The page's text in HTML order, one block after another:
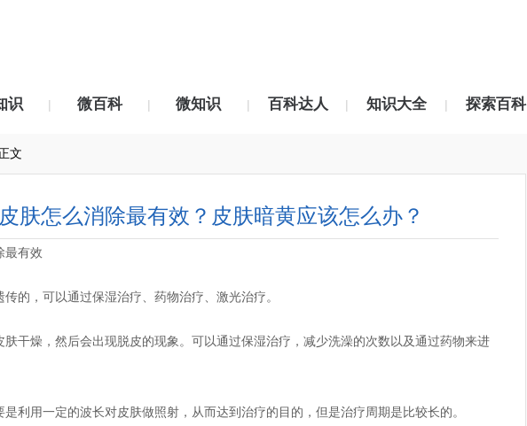
识 | 微百科 | 微知识 | 百科达人 | 知识大全 | 探索百科
文
肤怎么消除最有效？皮肤暗黄应该怎么办？
最有效
的，可以通过保湿治疗、药物治疗、激光治疗。
肤干燥，然后会出现脱皮的现象。可以通过保湿治疗，减少洗澡的次数以及通过药物来进
利用一定的波长对皮肤做照射，从而达到治疗的目的，但是治疗周期是比较长的。